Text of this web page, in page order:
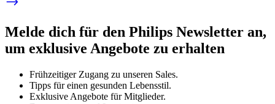
Melde dich für den Philips Newsletter an,
um exklusive Angebote zu erhalten
Frühzeitiger Zugang zu unseren Sales.
Tipps für einen gesunden Lebensstil.
Exklusive Angebote für Mitglieder.